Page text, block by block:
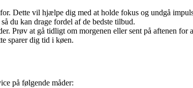
Dette vil hjælpe dig med at holde fokus og undgå
du kan drage fordel af de bedste tilbud.
Prøv at gå tidligt om morgenen eller sent på aftenen for
sparer dig tid i køen.
på følgende måder: